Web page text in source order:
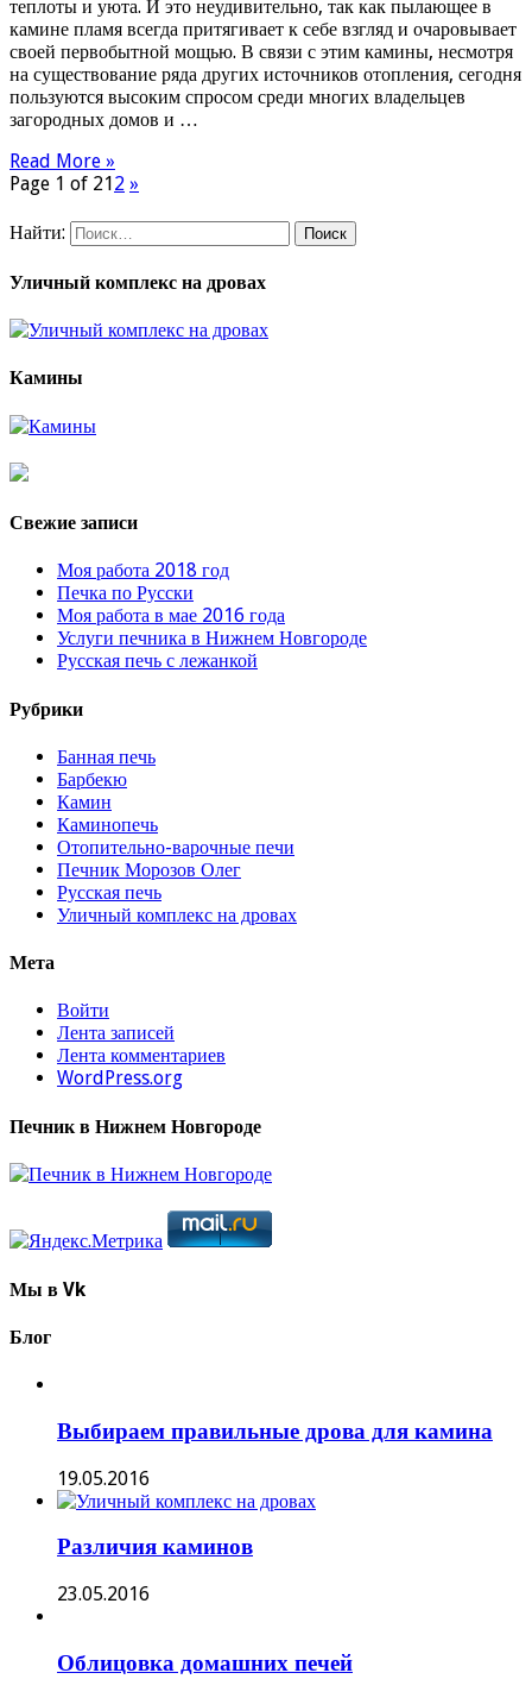
теплоты и уюта. И это неудивительно, так как пылающее в
камине пламя всегда притягивает к себе взгляд и очаровывает
своей первобытной мощью. В связи с этим камины, несмотря
на существование ряда других источников отопления, сегодня
пользуются высоким спросом среди многих владельцев
загородных домов и …
Read More »
Page 1 of 21 2 »
Найти:
Уличный комплекс на дровах
Камины
Свежие записи
Моя работа 2018 год
Печка по Русски
Моя работа в мае 2016 года
Услуги печника в Нижнем Новгороде
Русская печь с лежанкой
Рубрики
Банная печь
Барбекю
Камин
Каминопечь
Отопительно-варочные печи
Печник Морозов Олег
Русская печь
Уличный комплекс на дровах
Мета
Войти
Лента записей
Лента комментариев
WordPress.org
Печник в Нижнем Новгороде
Мы в Vk
Блог
Выбираем правильные дрова для камина
19.05.2016
Различия каминов
23.05.2016
Облицовка домашних печей